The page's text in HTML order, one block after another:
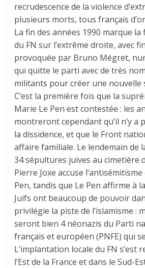
recrudescence de la violence
plusieurs morts, tous français
La fin des années 1990 marque la
du FN sur l’extrême droite, avec
provoquée par Bruno Mégret,
qui quitte le parti avec de très
militants pour créer une nouvelle
C’est la première fois que la
Marie Le Pen est contestée : les
montreront cependant qu’il n’y a
la dissidence, et que le Front
affaire familiale. Le lendemain de
34 sépultures juives au cimetière
Pierre Joxe accuse
Pen, tandis que Le Pen affirme à
Juifs ont beaucoup de pouvoir
privilégie la piste de l’islamisme :
seront bien 4 néonazis du Parti
français et européen (PNFE) qui
L’implantation locale du FN s’est
l’Est de la France et dans le Sud-